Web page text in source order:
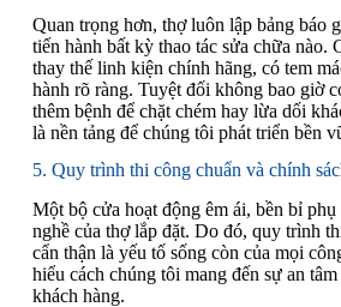
Quan trọng hơn, thợ luôn lập bảng báo
tiến hành bất kỳ thao tác sửa chữa nào.
thay thế linh kiện chính hãng, có tem
hành rõ ràng. Tuyệt đối không bao giờ
thêm bệnh để chặt chém hay lừa dối
là nền tảng để chúng tôi phát triển bền
5. Quy trình thi công chuẩn và chính
Một bộ cửa hoạt động êm ái, bền bỉ
nghề của thợ lắp đặt. Do đó, quy trình
cẩn thận là yếu tố sống còn của mọi
hiểu cách chúng tôi mang đến sự an
khách hàng.